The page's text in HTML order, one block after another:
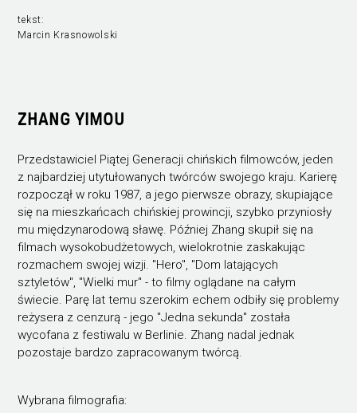
tekst:
Marcin Krasnowolski
ZHANG YIMOU
Przedstawiciel Piątej Generacji chińskich filmowców, jeden
z najbardziej utytułowanych twórców swojego kraju. Karierę
rozpoczął w roku 1987, a jego pierwsze obrazy, skupiające
się na mieszkańcach chińskiej prowincji, szybko przyniosły
mu międzynarodową sławę. Później Zhang skupił się na
filmach wysokobudżetowych, wielokrotnie zaskakując
rozmachem swojej wizji. "Hero", "Dom latających
sztyletów", "Wielki mur" - to filmy oglądane na całym
świecie. Parę lat temu szerokim echem odbiły się problemy
reżysera z cenzurą - jego "Jedna sekunda" została
wycofana z festiwalu w Berlinie. Zhang nadal jednak
pozostaje bardzo zapracowanym twórcą.
Wybrana filmografia: